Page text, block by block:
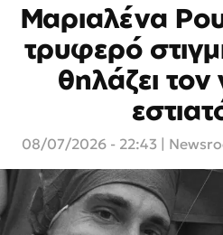
Μαριαλένα
τρυφερό
θηλάζει τον
08/07/2026 - 22:43